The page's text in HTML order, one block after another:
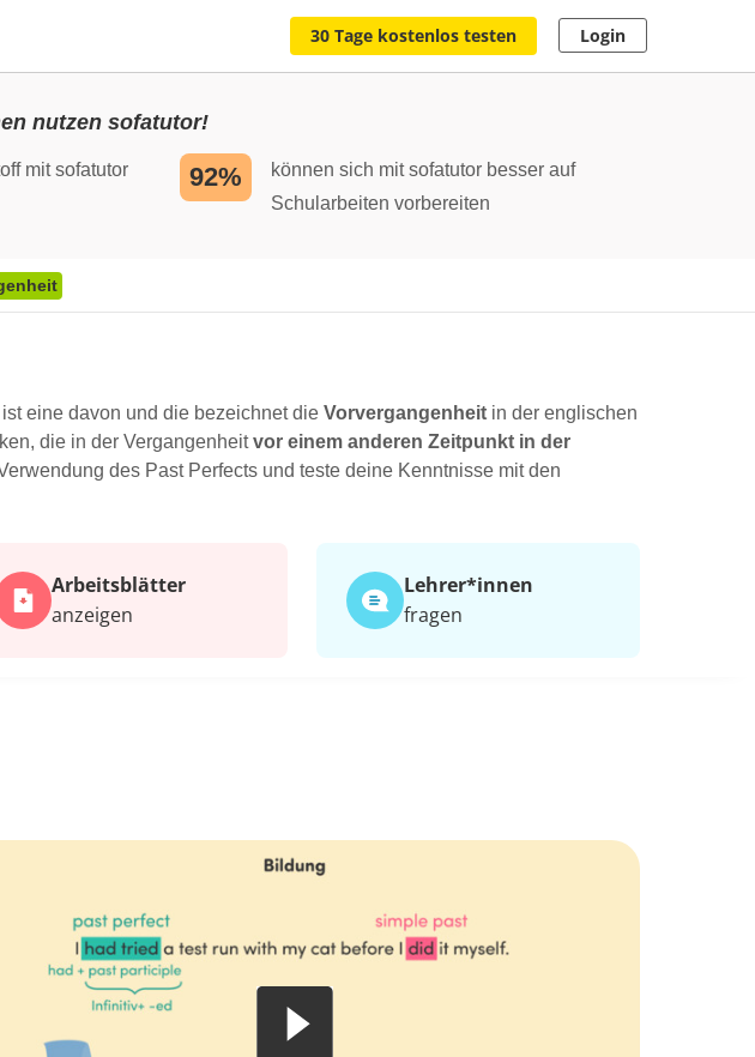
30 Tage kostenlos testen Login
nutzen sofatutor!
mit sofatutor
92%
können sich mit sofatutor besser auf
Schularbeiten vorbereiten
ist eine davon und die bezeichnet die Vorvergangenheit in der englischen
die in der Vergangenheitvor einem anderen Zeitpunkt in der
des Past Perfects und teste deine Kenntnisse mit den
Arbeits­blätter
anzeigen
Lehrer*​innen
fragen